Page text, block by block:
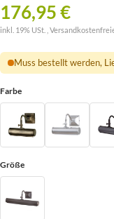
176,95 €
inkl. 19% USt. ,
Muss bestellt werden,
Farbe
Größe